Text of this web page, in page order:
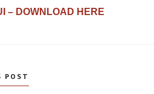
– DOWNLOAD HERE
POST